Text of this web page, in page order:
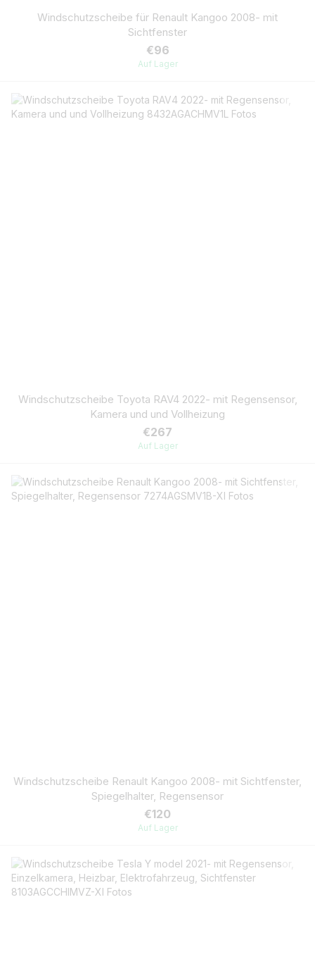
Windschutzscheibe für Renault Kangoo 2008- mit
Sichtfenster
€96
Auf Lager
Windschutzscheibe Toyota RAV4 2022- mit Regensensor,
Kamera und und Vollheizung
€267
Auf Lager
Windschutzscheibe Renault Kangoo 2008- mit Sichtfenster,
Spiegelhalter, Regensensor
€120
Auf Lager